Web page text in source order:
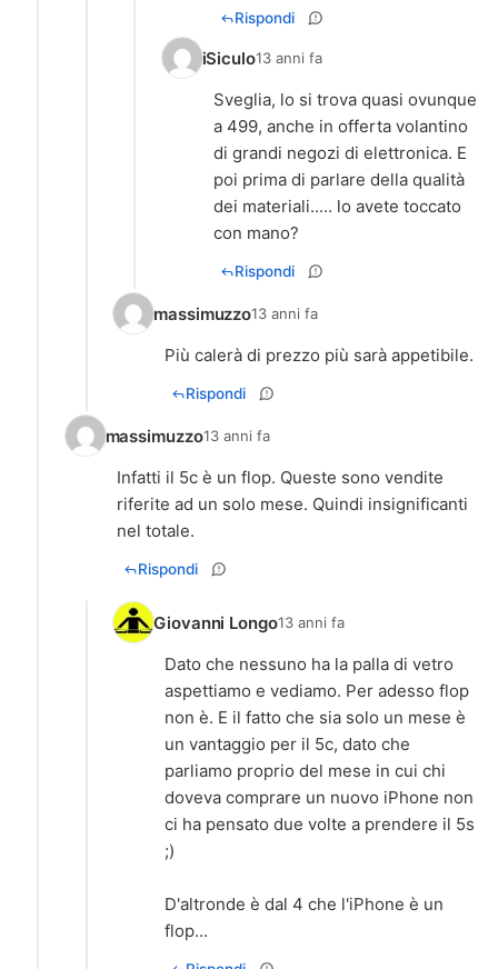
Rispondi
iSiculo13 anni fa
Sveglia, lo si trova quasi ovunque
a 499, anche in offerta volantino
di grandi negozi di elettronica. E
poi prima di parlare della qualità
dei materiali..... lo avete toccato
con mano?
Rispondi
massimuzzo13 anni fa
Più calerà di prezzo più sarà appetibile.
Rispondi
massimuzzo13 anni fa
Infatti il 5c è un flop. Queste sono vendite
riferite ad un solo mese. Quindi insignificanti
nel totale.
Rispondi
Giovanni Longo13 anni fa
Dato che nessuno ha la palla di vetro
aspettiamo e vediamo. Per adesso flop
non è. E il fatto che sia solo un mese è
un vantaggio per il 5c, dato che
parliamo proprio del mese in cui chi
doveva comprare un nuovo iPhone non
ci ha pensato due volte a prendere il 5s
;)
D'altronde è dal 4 che l'iPhone è un
flop...